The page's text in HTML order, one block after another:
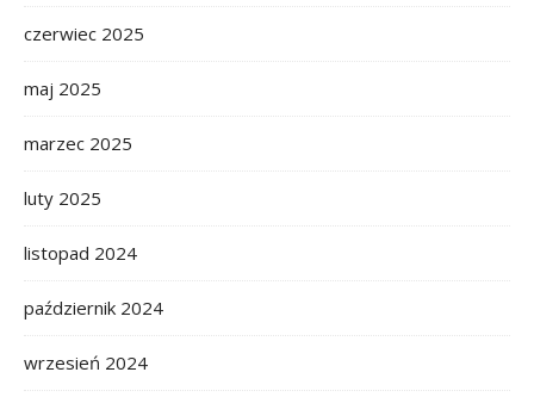
czerwiec 2025
maj 2025
marzec 2025
luty 2025
listopad 2024
październik 2024
wrzesień 2024